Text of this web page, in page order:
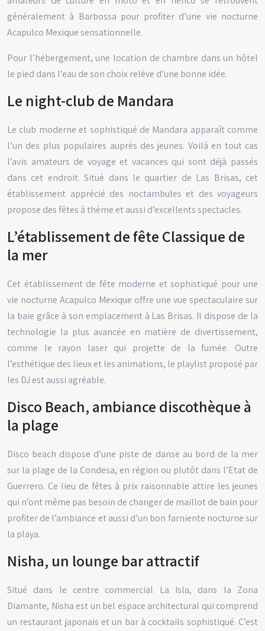
généralement à Barbossa pour profiter d’une vie nocturne
Acapulco Mexique sensationnelle.
Pour l’hébergement, une location de chambre dans un hôtel
le pied dans l’eau de son choix relève d’une bonne idée.
Le night-club de Mandara
Le club moderne et sophistiqué de Mandara apparaît comme
l’un des plus populaires auprès des jeunes. Voilà en tout cas
l’avis amateurs de voyage et vacances qui sont déjà passés
dans cet endroit. Situé dans le quartier de Las Brisas, cet
établissement apprécié des noctambules et des voyageurs
propose des fêtes à thème et aussi d’excellents spectacles.
L’établissement de fête Classique de
la mer
Cet établissement de fête moderne et sophistiqué pour une
vie nocturne Acapulco Mexique offre une vue spectaculaire sur
la baie grâce à son emplacement à Las Brisas. Il dispose de la
technologie la plus avancée en matière de divertissement,
comme le rayon laser qui projette de la fumée. Outre
l’esthétique des lieux et les animations, le playlist proposé par
les DJ est aussi agréable.
Disco Beach, ambiance discothèque à
la plage
Disco beach dispose d’une piste de danse au bord de la mer
sur la plage de la Condesa, en région ou plutôt dans l’Etat de
Guerrero. Ce lieu de fêtes à prix raisonnable attire les jeunes
qui n’ont même pas besoin de changer de maillot de bain pour
profiter de l’ambiance et aussi d’un bon farniente nocturne sur
la playa.
Nisha, un lounge bar attractif
Situé dans le centre commercial La Isla, dans la Zona
Diamante, Nisha est un bel espace architectural qui comprend
un restaurant japonais et un bar à cocktails sophistiqué. C’est